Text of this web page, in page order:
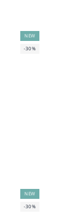
NEW
-30%
NEW
-30%